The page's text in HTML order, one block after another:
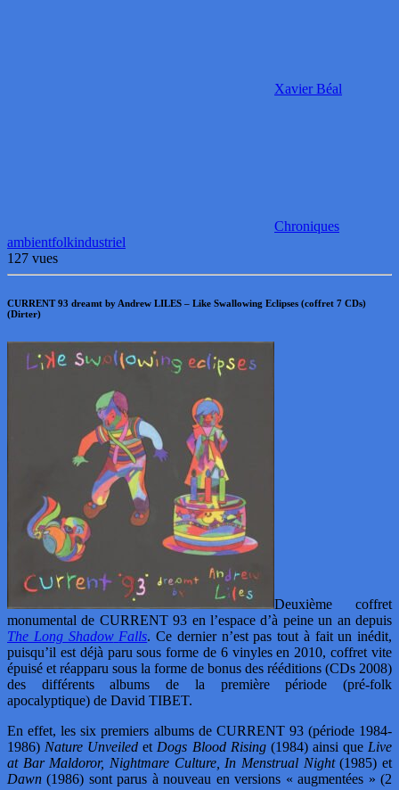
Xavier Béal
Chroniques
ambientfolkindustriel
127 vues
CURRENT 93 dreamt by Andrew LILES – Like Swallowing Eclipses (coffret 7 CDs)
(Dirter)
Deuxième coffret
monumental de CURRENT 93 en l’espace d’à peine un an depuis
The Long Shadow Falls. Ce dernier n’est pas tout à fait un inédit,
puisqu’il est déjà paru sous forme de 6 vinyles en 2010, coffret vite
épuisé et réapparu sous la forme de bonus des rééditions (CDs 2008)
des différents albums de la première période (pré-folk
apocalyptique) de David TIBET.
En effet, les six premiers albums de CURRENT 93 (période 1984-
1986) Nature Unveiled et Dogs Blood Rising(1984) ainsi que Live
at Bar Maldoror, Nightmare Culture, In Menstrual Night(1985) et
Dawn (1986) sont parus à nouveau en versions « augmentées » (2